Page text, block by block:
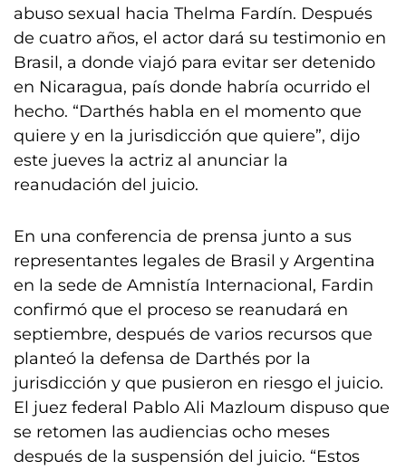
abuso sexual hacia Thelma Fardín. Después
de cuatro años, el actor dará su testimonio en
Brasil, a donde viajó para evitar ser detenido
en Nicaragua, país donde habría ocurrido el
hecho. “Darthés habla en el momento que
quiere y en la jurisdicción que quiere”, dijo
este jueves la actriz al anunciar la
reanudación del juicio.
En una conferencia de prensa junto a sus
representantes legales de Brasil y Argentina
en la sede de Amnistía Internacional, Fardin
confirmó que el proceso se reanudará en
septiembre, después de varios recursos que
planteó la defensa de Darthés por la
jurisdicción y que pusieron en riesgo el juicio.
El juez federal Pablo Ali Mazloum dispuso que
se retomen las audiencias ocho meses
después de la suspensión del juicio. “Estos